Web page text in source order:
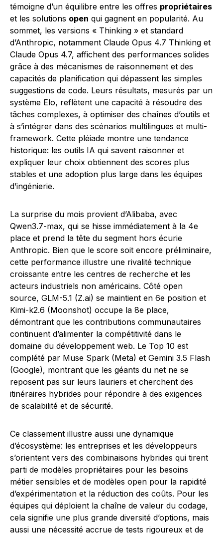
témoigne d’un équilibre entre les offres propriétaires
et les solutions open qui gagnent en popularité. Au
sommet, les versions « Thinking » et standard
d’Anthropic, notamment Claude Opus 4.7 Thinking et
Claude Opus 4.7, affichent des performances solides
grâce à des mécanismes de raisonnement et des
capacités de planification qui dépassent les simples
suggestions de code. Leurs résultats, mesurés par un
système Elo, reflètent une capacité à résoudre des
tâches complexes, à optimiser des chaînes d’outils et
à s’intégrer dans des scénarios multilingues et multi-
framework. Cette pléiade montre une tendance
historique: les outils IA qui savent raisonner et
expliquer leur choix obtiennent des scores plus
stables et une adoption plus large dans les équipes
d’ingénierie.
La surprise du mois provient d’Alibaba, avec
Qwen3.7-max, qui se hisse immédiatement à la 4e
place et prend la tête du segment hors écurie
Anthropic. Bien que le score soit encore préliminaire,
cette performance illustre une rivalité technique
croissante entre les centres de recherche et les
acteurs industriels non américains. Côté open
source, GLM-5.1 (Z.ai) se maintient en 6e position et
Kimi-k2.6 (Moonshot) occupe la 8e place,
démontrant que les contributions communautaires
continuent d’alimenter la compétitivité dans le
domaine du développement web. Le Top 10 est
complété par Muse Spark (Meta) et Gemini 3.5 Flash
(Google), montrant que les géants du net ne se
reposent pas sur leurs lauriers et cherchent des
itinéraires hybrides pour répondre à des exigences
de scalabilité et de sécurité.
Ce classement illustre aussi une dynamique
d’écosystème: les entreprises et les développeurs
s’orientent vers des combinaisons hybrides qui tirent
parti de modèles propriétaires pour les besoins
métier sensibles et de modèles open pour la rapidité
d’expérimentation et la réduction des coûts. Pour les
équipes qui déploient la chaîne de valeur du codage,
cela signifie une plus grande diversité d’options, mais
aussi une nécessité accrue de tests rigoureux et de